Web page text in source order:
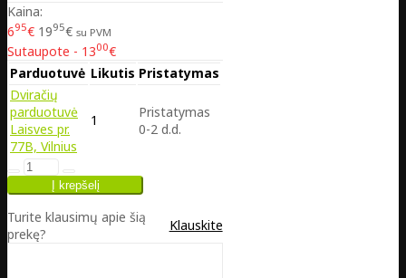
Kaina:
695€ 1995€ su PVM
Sutaupote - 1300€
Parduotuvė Likutis Pristatymas
Dviračių
parduotuvė
Laisves pr.
77B, Vilnius
1
Pristatymas
0-2 d.d.
Turite klausimų apie šią
prekę?
Klauskite